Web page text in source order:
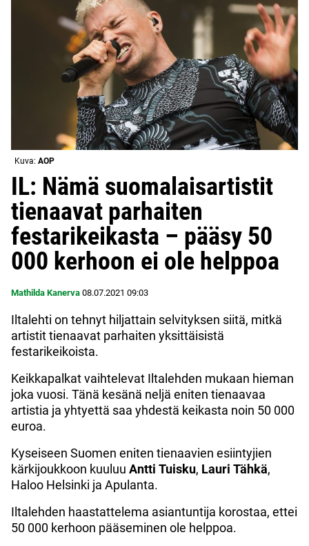
Kuva: AOP
IL: Nämä suomalaisartistit
tienaavat parhaiten
festarikeikasta – pääsy 50
000 kerhoon ei ole helppoa
Mathilda Kanerva 08.07.2021 09:03
Iltalehti on tehnyt hiljattain selvityksen siitä, mitkä
artistit tienaavat parhaiten yksittäisistä
festarikeikoista.
Keikkapalkat vaihtelevat Iltalehden mukaan hieman
joka vuosi. Tänä kesänä neljä eniten tienaavaa
artistia ja yhtyettä saa yhdestä keikasta noin 50 000
euroa.
Kyseiseen Suomen eniten tienaavien esiintyjien
kärkijoukkoon kuuluu Antti Tuisku, Lauri Tähkä,
Haloo Helsinki ja Apulanta.
Iltalehden haastattelema asiantuntija korostaa, ettei
50 000 kerhoon pääseminen ole helppoa.